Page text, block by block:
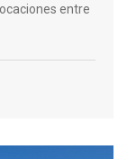
entre